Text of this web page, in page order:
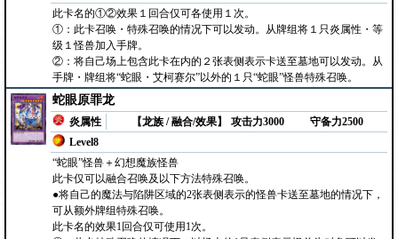
此卡名的①②效果１回合仅可各使用１次。
①：此卡召唤・特殊召唤的情况下可以发动。从牌组将１只炎属性・等
级１怪兽加入手牌。
②：将自己场上包含此卡在内的２张表侧表示卡送至墓地可以发动。从
手牌・牌组将“蛇眼・艾柯赛尔”以外的１只“蛇眼”怪兽特殊召唤。
蛇眼原罪龙
炎属性
【龙族 / 融合/效果】
Level8
攻击力3000 守备力2500
“蛇眼”怪兽＋幻想魔族怪兽
此卡仅可以融合召唤及以下方法特殊召唤。
●将自己的魔法与陷阱区域的2张表侧表示的怪兽卡送至墓地的情况下，
可从额外牌组特殊召唤。
此卡名的效果1回合仅可使用1次。